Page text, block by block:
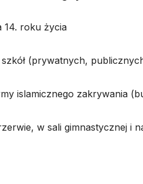
14. roku życia
(prywatnych,
islamicznego zakrywania
w sali gimnastycznej i